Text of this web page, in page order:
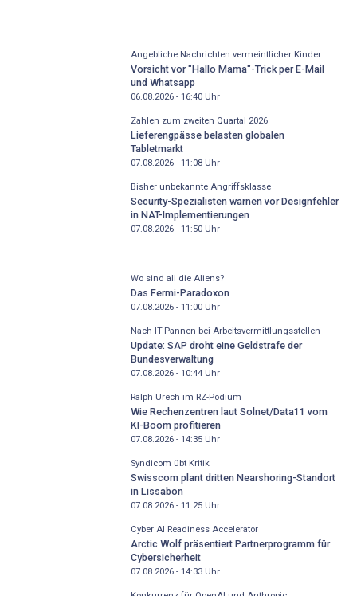
Angebliche Nachrichten vermeintlicher Kinder
Vorsicht vor "Hallo Mama"-Trick per E-Mail
und Whatsapp
06.08.2026 - 16:40Uhr
Zahlen zum zweiten Quartal 2026
Lieferengpässe belasten globalen
Tabletmarkt
07.08.2026 - 11:08Uhr
Bisher unbekannte Angriffsklasse
Security-Spezialisten warnen vor Designfehler
in NAT-Implementierungen
07.08.2026 - 11:50Uhr
Wo sind all die Aliens?
Das Fermi-Paradoxon
07.08.2026 - 11:00Uhr
Nach IT-Pannen bei Arbeitsvermittlungsstellen
Update: SAP droht eine Geldstrafe der
Bundesverwaltung
07.08.2026 - 10:44Uhr
Ralph Urech im RZ-Podium
Wie Rechenzentren laut Solnet/Data11 vom
KI-Boom profitieren
07.08.2026 - 14:35Uhr
Syndicom übt Kritik
Swisscom plant dritten Nearshoring-Standort
in Lissabon
07.08.2026 - 11:25Uhr
Cyber AI Readiness Accelerator
Arctic Wolf präsentiert Partnerprogramm für
Cybersicherheit
07.08.2026 - 14:33Uhr